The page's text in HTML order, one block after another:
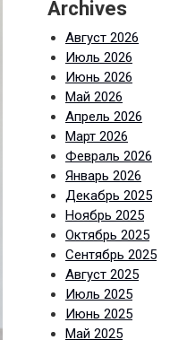
Archives
Август 2026
Июль 2026
Июнь 2026
Май 2026
Апрель 2026
Март 2026
Февраль 2026
Январь 2026
Декабрь 2025
Ноябрь 2025
Октябрь 2025
Сентябрь 2025
Август 2025
Июль 2025
Июнь 2025
Май 2025